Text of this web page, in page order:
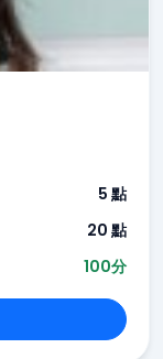
5 點
20 點
100分